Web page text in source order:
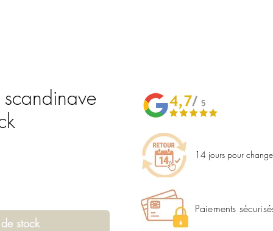
stock
14 jours pour
Paiements